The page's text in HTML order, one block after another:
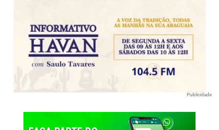
Publicidade